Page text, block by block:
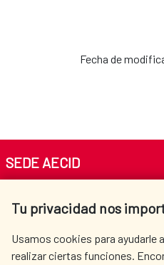
Fecha de
Tu privacidad nos
Usamos cookies para ayudarle
realizar ciertas funciones.
SEDE AECID
Tel. +34 900 20 30 54​​​​​​​